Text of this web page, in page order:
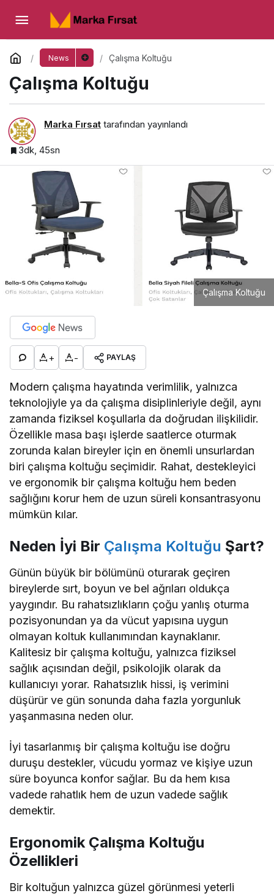
News Çalışma Koltuğu
Çalışma Koltuğu
Marka Fırsat tarafından yayınlandı
3dk, 45sn
Çalışma Koltuğu
+ - PAYLAŞ
Modern çalışma hayatında verimlilik, yalnızca
teknolojiyle ya da çalışma disiplinleriyle değil, aynı
zamanda fiziksel koşullarla da doğrudan ilişkilidir.
Özellikle masa başı işlerde saatlerce oturmak
zorunda kalan bireyler için en önemli unsurlardan
biri çalışma koltuğu seçimidir. Rahat, destekleyici
ve ergonomik bir çalışma koltuğu hem beden
sağlığını korur hem de uzun süreli konsantrasyonu
mümkün kılar.
Neden İyi Bir Çalışma Koltuğu Şart?
Günün büyük bir bölümünü oturarak geçiren
bireylerde sırt, boyun ve bel ağrıları oldukça
yaygındır. Bu rahatsızlıkların çoğu yanlış oturma
pozisyonundan ya da vücut yapısına uygun
olmayan koltuk kullanımından kaynaklanır.
Kalitesiz bir çalışma koltuğu, yalnızca fiziksel
sağlık açısından değil, psikolojik olarak da
kullanıcıyı yorar. Rahatsızlık hissi, iş verimini
düşürür ve gün sonunda daha fazla yorgunluk
yaşanmasına neden olur.
İyi tasarlanmış bir çalışma koltuğu ise doğru
duruşu destekler, vücudu yormaz ve kişiye uzun
süre boyunca konfor sağlar. Bu da hem kısa
vadede rahatlık hem de uzun vadede sağlık
demektir.
Ergonomik Çalışma Koltuğu
Özellikleri
Bir koltuğun yalnızca güzel görünmesi yeterli
Çalışma Koltuğu